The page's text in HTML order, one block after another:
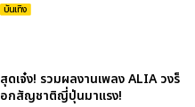
บันเทิง
สุดเจ๋ง! รวมผลงานเพลง ALIA วงร็
อกสัญชาติญี่ปุ่นมาแรง!